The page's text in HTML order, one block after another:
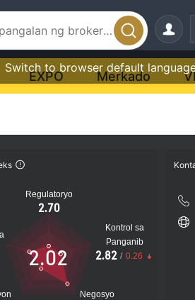
Switch to browser default
EXPO Merkado
Regulatoryo
2.70
Negosyo
Kontrol sa
Panganib
2.82 / 0.26
2.02